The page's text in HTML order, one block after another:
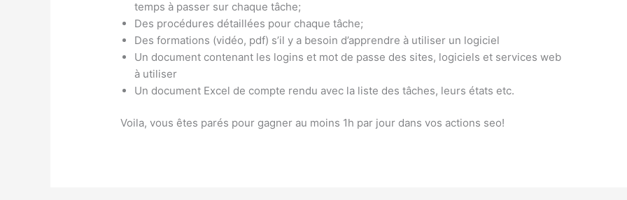
temps à passer sur chaque tâche;
Des procédures détaillées pour chaque tâche;
Des formations (vidéo, pdf) s’il y a besoin d’apprendre à utiliser un logiciel
Un document contenant les logins et mot de passe des sites, logiciels et services web
à utiliser
Un document Excel de compte rendu avec la liste des tâches, leurs états etc.
Voila, vous êtes parés pour gagner au moins 1h par jour dans vos actions seo!